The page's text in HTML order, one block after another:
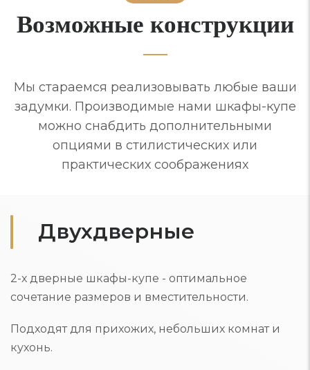
Возможные конструкции
Мы стараемся реализовывать любые ваши
задумки. Производимые нами шкафы-купе
можно снабдить дополнительными
опциями в стилистических или
практических соображениях
Двухдверные
2-х дверные шкафы-купе - оптимальное
сочетание размеров и вместительности.
Подходят для прихожих, небольших комнат и
кухонь.